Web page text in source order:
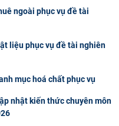
ngoài phục vụ đề tài
liệu phục vụ đề tài nghiên
mục hoá chất phục vụ
nhật kiến thức chuyên môn